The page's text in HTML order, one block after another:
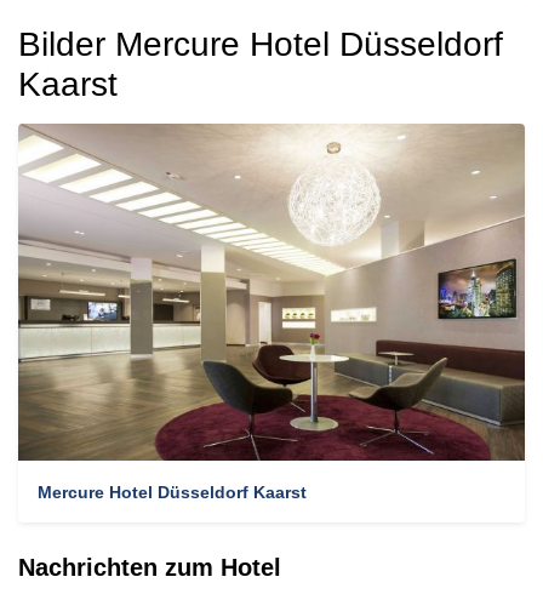
Bilder Mercure Hotel Düsseldorf
Kaarst
Mercure Hotel Düsseldorf Kaarst
Nachrichten zum Hotel